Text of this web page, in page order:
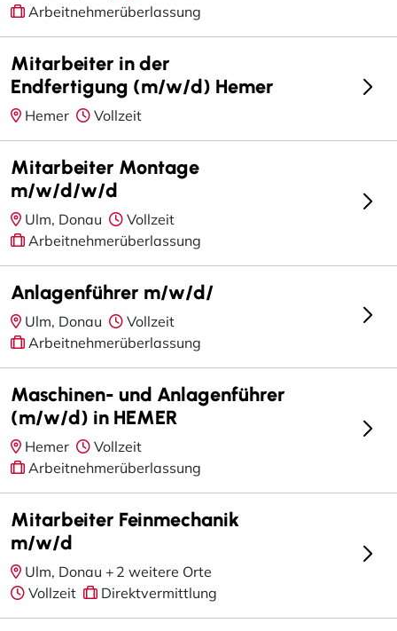
Arbeitnehmerüberlassung
Mitarbeiter in der
Endfertigung (m/w/d) Hemer
Hemer Vollzeit
Mitarbeiter Montage
m/w/d/w/d
Ulm, Donau
Vollzeit
Arbeitnehmerüberlassung
Anlagenführer m/w/d/
Ulm, Donau
Vollzeit
Arbeitnehmerüberlassung
Maschinen- und Anlagenführer
(m/w/d) in HEMER
Hemer
Vollzeit
Arbeitnehmerüberlassung
Mitarbeiter Feinmechanik
m/w/d
Ulm, Donau + 2 weitere Orte
Vollzeit
Direktvermittlung